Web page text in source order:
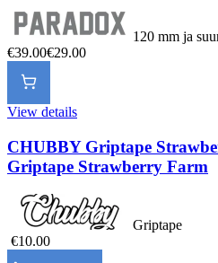
120 mm ja
€39.00€29.00
View details
CHUBBY Griptape
Griptape Strawberry Farm
Griptape
€10.00